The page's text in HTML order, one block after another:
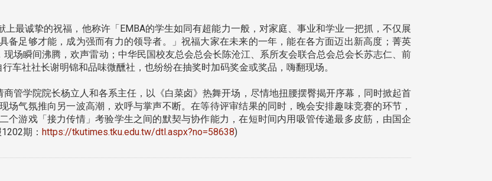
最诚挚的祝福，他称许「EMBA的学生如同有超能力一般，对家庭、事业和学业一把抓，不仅展
备足够才能，成为强而有力的领导者。」祝福大家在未来的一年，能在各方面迈出新高度；菁英
场瞬间沸腾，欢声雷动；中华民国校友总会总会长陈沧江、系所友会联合总会总会长苏志仁、前
车社社长谢明锦和品味微醺社，也纷纷在抽奖时加码奖金或奖品，嗨翻现场。
管学院院长杨立人和各系主任，以《白菜卤》热舞开场，尽情地扭腰摆臀揭开序幕，同时掀起首
场气氛推向另一波高潮，欢呼与掌声不断。在等待评审结果的同时，晚会安排趣味竞赛的环节，
个游戏「接力传情」考验学生之间的默契与协作能力，在短时间内用吸管传递最多皮筋，由国企
期： https://tkutimes.tku.edu.tw/dtl.aspx?no=58638)